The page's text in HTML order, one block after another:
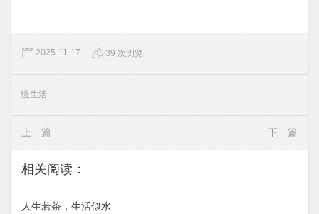
2025-11-17 39 次浏览
慢生活
上一篇 下一篇
相关阅读：
人生若茶，生活似水